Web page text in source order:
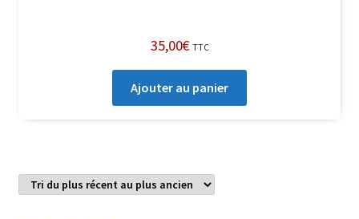
35,00€ TTC
Ajouter au panier